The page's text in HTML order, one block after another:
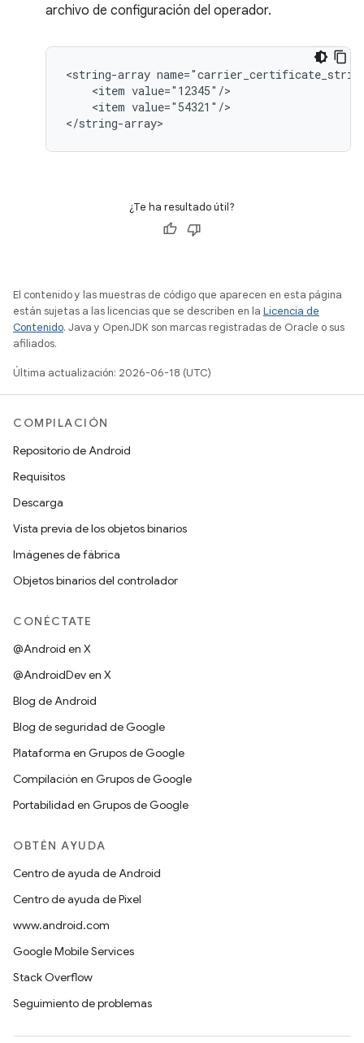
archivo de configuración del operador.
<string-array
    <item value="12345"/>
    <item value="54321"/>
</string-array>
¿Te ha resultado útil?
El contenido y las muestras de código que aparecen en esta página
están sujetas a las licencias que se describen en la Licencia de
Contenido. Java y OpenJDK son marcas registradas de Oracle o sus
afiliados.
Última actualización: 2026-06-18 (UTC)
COMPILACIÓN
Repositorio de Android
Requisitos
Descarga
Vista previa de los objetos binarios
Imágenes de fábrica
Objetos binarios del controlador
CONÉCTATE
@Android en X
@AndroidDev en X
Blog de Android
Blog de seguridad de Google
Plataforma en Grupos de Google
Compilación en Grupos de Google
Portabilidad en Grupos de Google
OBTÉN AYUDA
Centro de ayuda de Android
Centro de ayuda de Pixel
www.android.com
Google Mobile Services
Stack Overflow
Seguimiento de problemas